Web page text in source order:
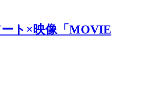
ト×映像「MOVIE